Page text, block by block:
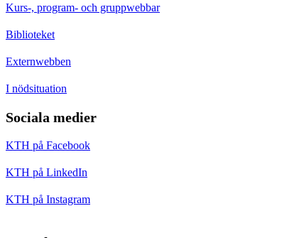
Kurs-, program- och gruppwebbar
Biblioteket
Externwebben
I nödsituation
Sociala medier
KTH på Facebook
KTH på LinkedIn
KTH på Instagram